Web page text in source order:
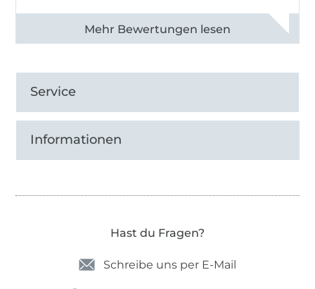
Alle 82950 Bewertungen ansehen
Service
Informationen
Hast du Fragen?
Schreibe uns per E-Mail